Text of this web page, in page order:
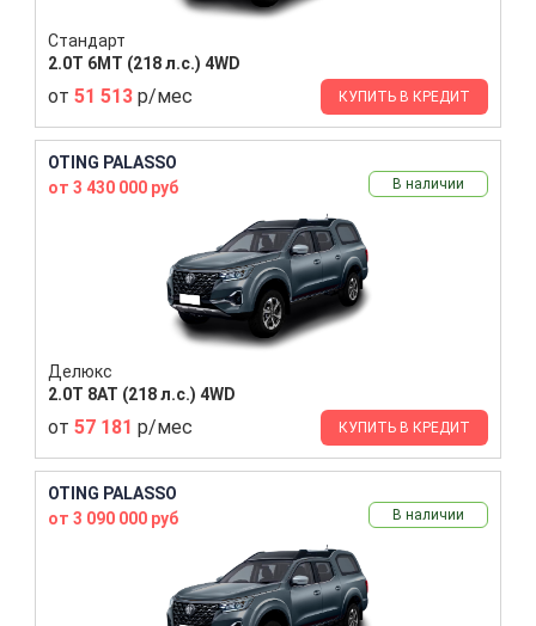
Стандарт
2.0T 6MT (218 л.с.) 4WD
от 51 513 р/мес КУПИТЬ В КРЕДИТ
OTING PALASSO
от 3 430 000 руб
В наличии
Делюкс
2.0T 8AT (218 л.с.) 4WD
от 57 181 р/мес КУПИТЬ В КРЕДИТ
OTING PALASSO
от 3 090 000 руб
В наличии